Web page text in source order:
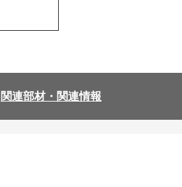
関連部材・関連情報